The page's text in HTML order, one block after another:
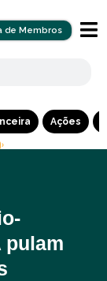
de Membros
Ações
pulam